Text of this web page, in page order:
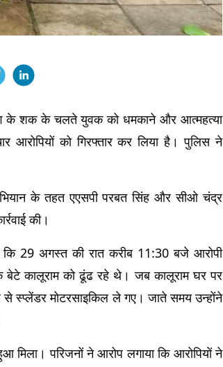
के शक के चलते युवक को धमकाने और आत्महत्या
आरोपियों को गिरफ्तार कर लिया है। पुलिस ने
के तहत एएसपी परबत सिंह और सीओ चंद्र
की।
कि 29 अगस्त की रात करीब 11:30 बजे आरोपी
कालूराम को ढूंढ रहे थे। जब कालूराम घर पर
से स्प्लेंडर मोटरसाइकिल ले गए। जाते समय उन्होंने
परिजनों ने आरोप लगाया कि आरोपियों ने